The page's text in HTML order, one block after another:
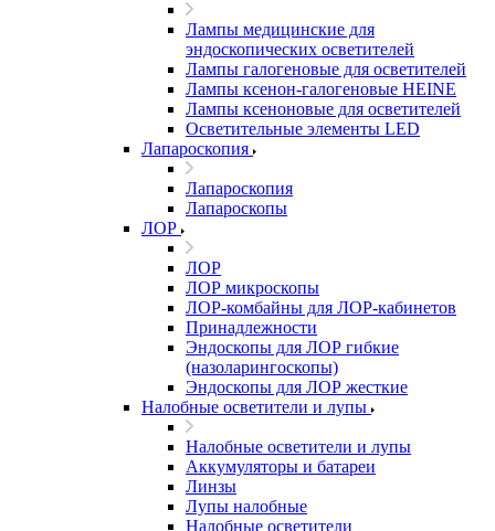
Лампы медицинские для
эндоскопических осветителей
Лампы галогеновые для осветителей
Лампы ксенон-галогеновые HEINE
Лампы ксеноновые для осветителей
Осветительные элементы LED
Лапароскопия
Лапароскопия
Лапароскопы
ЛОР
ЛОР
ЛОР микроскопы
ЛОР-комбайны для ЛОР-кабинетов
Принадлежности
Эндоскопы для ЛОР гибкие
(назоларингоскопы)
Эндоскопы для ЛОР жесткие
Налобные осветители и лупы
Налобные осветители и лупы
Аккумуляторы и батареи
Линзы
Лупы налобные
Налобные осветители